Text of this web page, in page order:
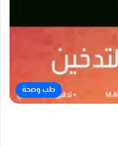
طب وصحة